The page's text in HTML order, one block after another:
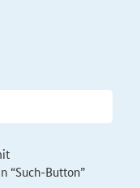
“Such-Button”